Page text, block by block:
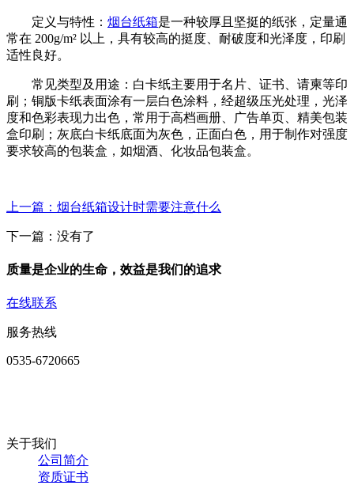
定义与特性： 烟台纸箱是一种较厚且坚挺的纸张，定量通
常在 200g/m² 以上，具有较高的挺度、耐破度和光泽度，印刷
适性良好。
常见类型及用途：白卡纸主要用于名片、证书、请柬等印
刷；铜版卡纸表面涂有一层白色涂料，经超级压光处理，光泽
度和色彩表现力出色，常用于高档画册、广告单页、精美包装
盒印刷；灰底白卡纸底面为灰色，正面白色，用于制作对强度
要求较高的包装盒，如烟酒、化妆品包装盒。
上一篇：烟台纸箱设计时需要注意什么
下一篇：没有了
质量是企业的生命，效益是我们的追求
在线联系
服务热线
0535-6720665
关于我们
公司简介
资质证书